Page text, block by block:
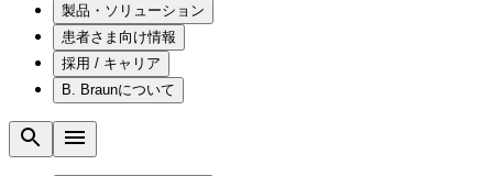
製品・ソリューション
ソリューション
患者さま向け情報
採用 / キャリア
B. Braunについて